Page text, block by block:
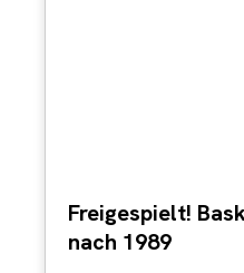
Freigespielt!
nach 1989